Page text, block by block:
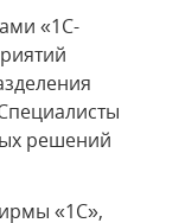
«1С-
решений
«1С»,